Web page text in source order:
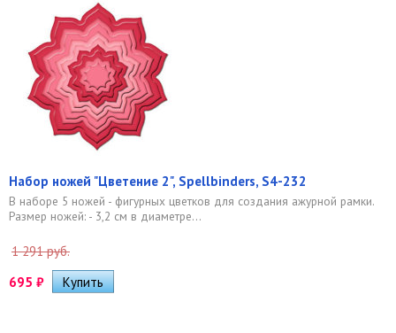
Набор ножей "Цветение 2", Spellbinders, S4-232
В наборе 5 ножей - фигурных цветков для создания ажурной рамки.
Размер ножей: - 3,2 см в диаметре...
1 291 руб.
695 ₽